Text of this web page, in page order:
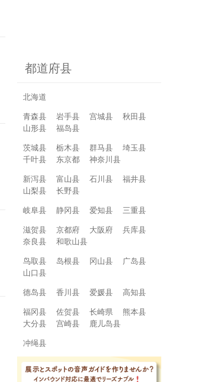
都道府县
北海道
青森县
岩手县 宫城县
秋田县
山形县
福岛县
茨城县
栃木县 群马县
埼玉县
千叶县
东京都
神奈川县
新泻县
富山县 石川县
福井县
山梨县
长野县
岐阜县
静冈县 爱知县
三重县
滋贺县
京都府 大阪府
兵库县
奈良县
和歌山县
鸟取县
岛根县 冈山县
广岛县
山口县
德岛县
香川县 爱媛县
高知县
福冈县
佐贺县 长崎県
熊本县
大分县
宫崎县
鹿儿岛县
冲绳县